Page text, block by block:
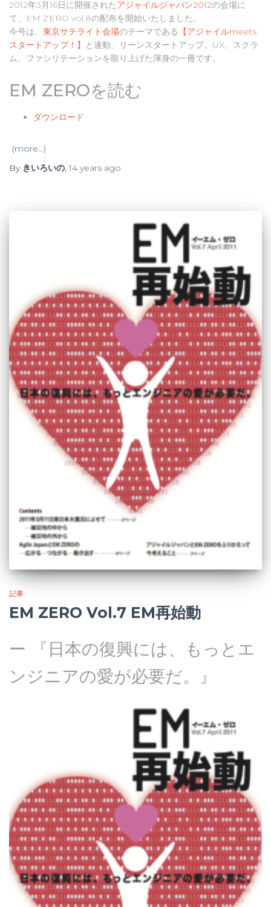
2012年3月16日に開催されたアジャイルジャパン2012の会場に
て、EM ZERO vol.8の配布を開始いたしました。
今号は、 東京サテライト会場のテーマである
【アジャイルmeets
スタートアップ！】
と連動、リーンスタートアップ、UX、スクラ
ム、ファシリテーションを取り上げた渾身の一冊です。
EM ZEROを読む
ダウンロード
(more…)
By きいろいの,14 years ago
記事
EM ZERO Vol.7 EM再始動
ー 『日本の復興には、もっとエ
ンジニアの愛が必要だ。』